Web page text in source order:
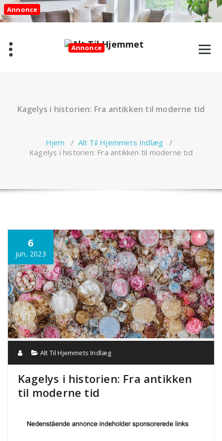
Videre
til
indhold
Annonce
Annonce
Kagelys i historien: Fra antikken til moderne tid
Hjem / Alt Til Hjemmets Indlæg /
Kagelys i historien: Fra antikken til moderne tid
6
jun, 2023
Annonce
Alt Til Hjemmets Indlæg
Kagelys i historien: Fra antikken
til moderne tid